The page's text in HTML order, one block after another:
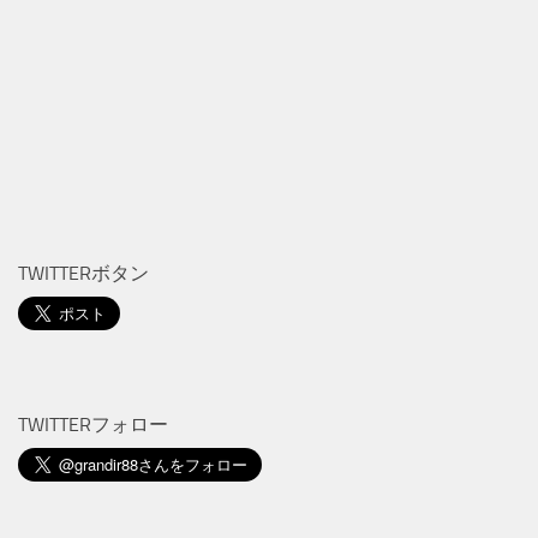
TWITTERボタン
TWITTERフォロー